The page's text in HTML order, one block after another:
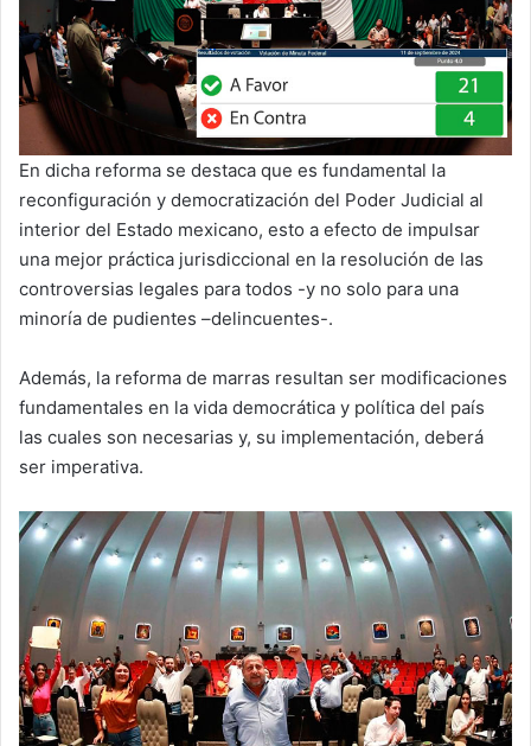
En dicha reforma se destaca que es fundamental la
reconfiguración y democratización del Poder Judicial al
interior del Estado mexicano, esto a efecto de impulsar
una mejor práctica jurisdiccional en la resolución de las
controversias legales para todos -y no solo para una
minoría de pudientes –delincuentes-.
Además, la reforma de marras resultan ser modificaciones
fundamentales en la vida democrática y política del país
las cuales son necesarias y, su implementación, deberá
ser imperativa.